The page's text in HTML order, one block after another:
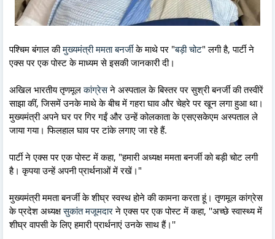
पश्चिम बंगाल कीमुख्यमंत्री ममता बनर्जीके माथे पर "बड़ी चोट" लगी है, पार्टी ने
एक्स पर एक पोस्ट के माध्यम से इसकी जानकारी दी।
अखिल भारतीय तृणमूलकांग्रेसने अस्पताल के बिस्तर पर सुश्री बनर्जी की तस्वीरें
साझा कीं, जिसमें उनके माथे के बीच में गहरा घाव और चेहरे पर खून लगा हुआ था।
मुख्यमंत्री अपने घर पर गिर गईं और उन्हें कोलकाता के एसएसकेएम अस्पताल ले
जाया गया। फिलहाल घाव पर टांके लगाए जा रहे हैं.
पार्टी ने एक्स पर एक पोस्ट में कहा, "हमारी अध्यक्ष ममता बनर्जी को बड़ी चोट लगी
है। कृपया उन्हें अपनी प्रार्थनाओं में रखें।"
मुख्यमंत्री ममता बनर्जी के शीघ्र स्वस्थ होने की कामना करता हूं। तृणमूल कांग्रेस
के प्रदेश अध्यक्षसुकांत मजूमदारने एक्स पर एक पोस्ट में कहा, ''अच्छे स्वास्थ्य में
शीघ्र वापसी के लिए हमारी प्रार्थनाएं उनके साथ हैं।''